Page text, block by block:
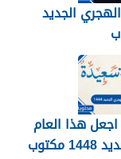
الجديد
هذا العام